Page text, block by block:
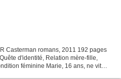
Casterman romans, 2011 192 pages
d'identité, Relation mère-fille,
féminine Marie, 16 ans, ne vit